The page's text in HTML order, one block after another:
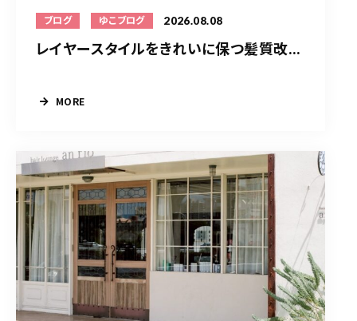
ブログ ゆこブログ 2026.08.08
レイヤースタイルをきれいに保つ髪質改...
MORE